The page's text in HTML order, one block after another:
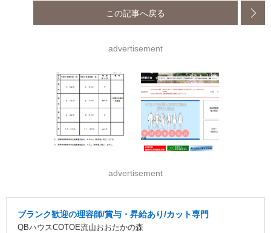
この記事へ戻る
advertisement
advertisement
ブランク歓迎の理容師/賞与・昇給あり/カット専門
QBハウスCOTOE流山おおたかの森